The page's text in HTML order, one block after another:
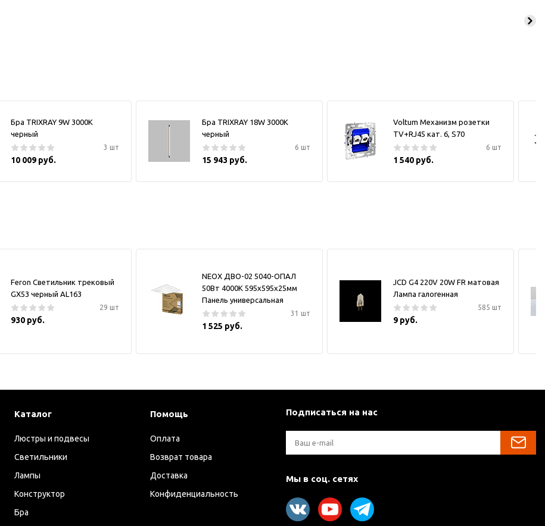
Бра TRIXRAY 9W 3000К
черный
3 шт
10 009 руб.
Бра TRIXRAY 18W 3000К
черный
6 шт
15 943 руб.
Voltum Механизм розетки
TV+RJ45 кат. 6, S70
6 шт
1 540 руб.
Feron Светильник трековый
GX53 черный AL163
29 шт
930 руб.
NEOX ДВО-02 5040-ОПАЛ
50Вт 4000К 595х595х25мм
Панель универсальная
31 шт
1 525 руб.
JCD G4 220V 20W FR матовая
Лампа галогенная
585 шт
9 руб.
Каталог
Люстры и подвесы
Светильники
Лампы
Конструктор
Бра
Помощь
Оплата
Возврат товара
Доставка
Конфиденциальность
Подписаться на нас
Мы в соц. сетях